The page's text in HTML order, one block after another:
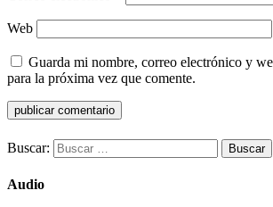
Web
Guarda mi nombre, correo electrónico y
para la próxima vez que comente.
Buscar:
Audio